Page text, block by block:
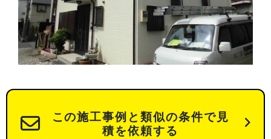
この施工事例と類似の条件で見
積を依頼する